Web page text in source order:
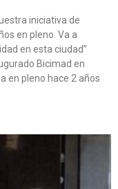
iniciativa de
en pleno. Va a
en esta ciudad”
Bicimad en
en pleno hace 2 años